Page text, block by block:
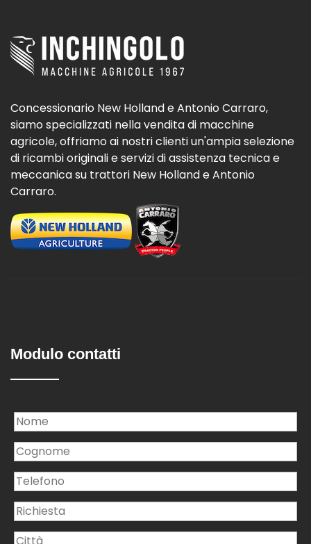
Concessionario New Holland e Antonio Carraro,
siamo specializzati nella vendita di macchine
agricole, offriamo ai nostri clienti un'ampia selezione
di ricambi originali e servizi di assistenza tecnica e
meccanica su trattori New Holland e Antonio
Carraro.
Modulo contatti